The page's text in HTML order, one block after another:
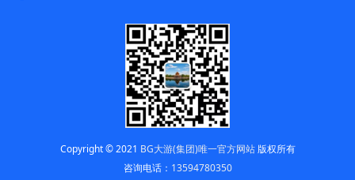
Copyright © 2021 BG大游(集团)唯一官方网站版权所有
咨询电话： 13594780350